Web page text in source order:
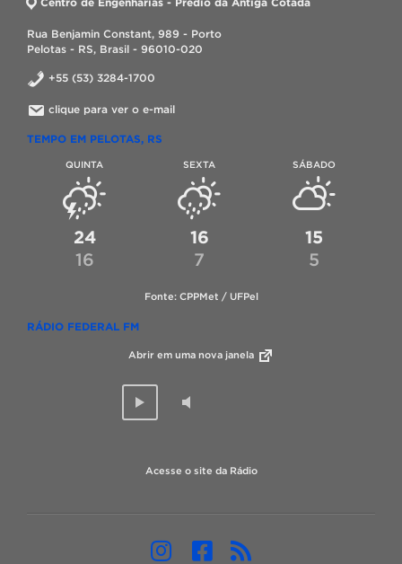
Rua Benjamin Constant, 989 - Porto
Pelotas - RS, Brasil - 96010-020
+55 (53) 3284-1700
clique para ver o e-mail
TEMPO EM PELOTAS, RS
QUINTA
24
16
SEXTA
16
7
SÁBADO
15
5
Fonte: CPPMet / UFPel
RÁDIO FEDERAL FM
Abrir em uma nova janela
Acesse o site da Rádio